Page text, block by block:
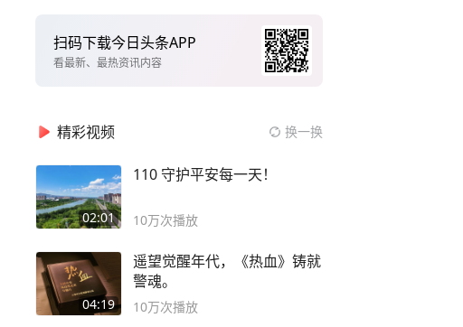
扫码下载今日头条APP
看最新、最热资讯内容
精彩视频 换一换
02:01
110 守护平安每一天！
10万次播放
04:19
遥望觉醒年代，《热血》铸就
警魂。
10万次播放